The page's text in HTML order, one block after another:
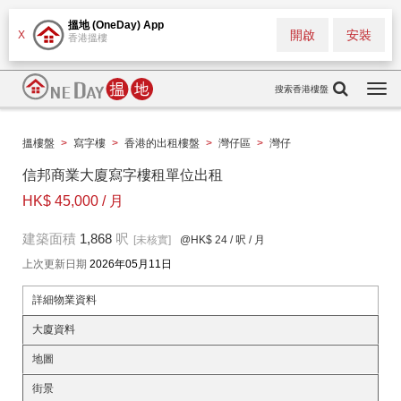
X
搵地 (OneDay) App
香港搵樓 安裝
開啟
搜索香港樓盤
搵樓盤 > 寫字樓 > 香港的出租樓盤 > 灣仔區 > 灣仔
信邦商業大廈寫字樓租單位出租
HK$ 45,000 / 月
建築面積 1,868 呎 [未核實] @HK$ 24 / 呎 / 月
上次更新日期 2026年05月11日
詳細物業資料
大廈資料
地圖
街景